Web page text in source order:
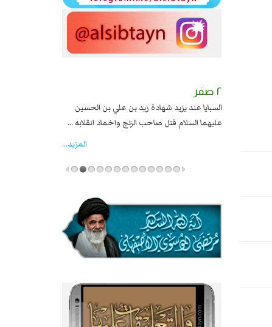
٢ صفر
السبايا عند يزيد شهادة زيد بن علي بن الحسين
عليهما السلام قتل صاحب الزنج واخماد انقلابه ...
المزید...